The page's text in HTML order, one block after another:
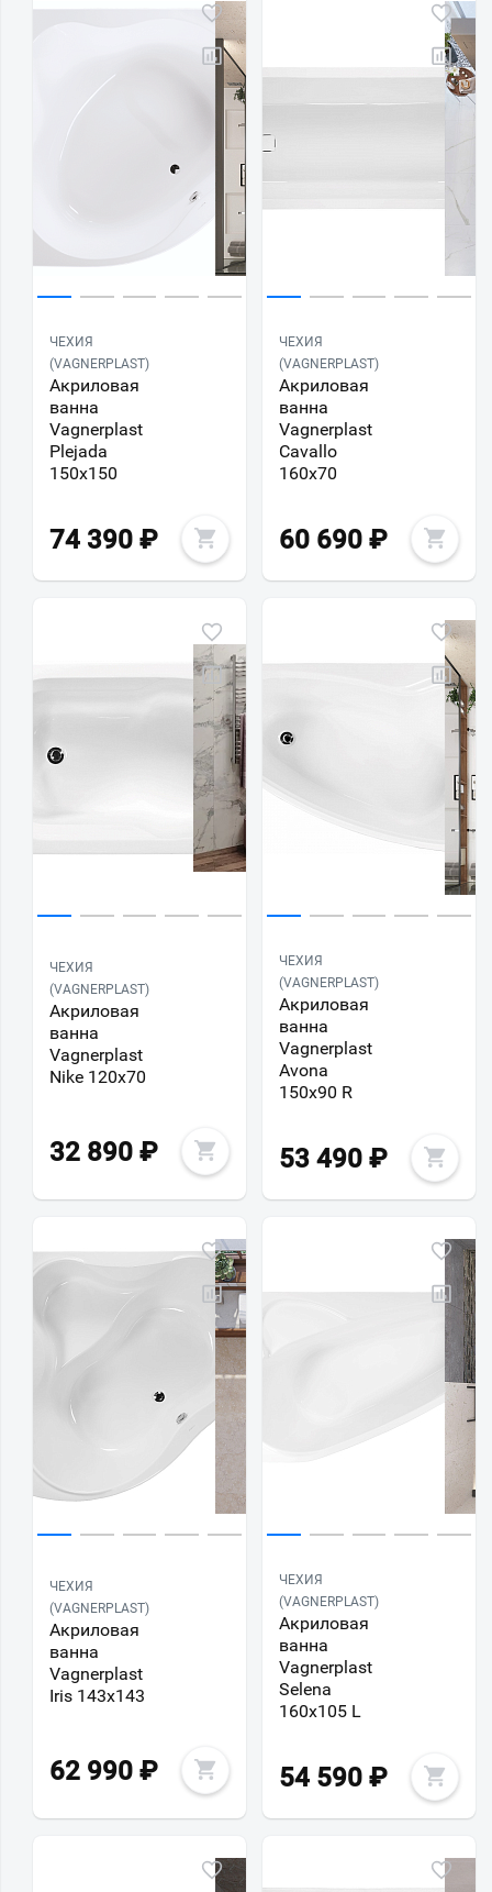
ЧЕХИЯ
(VAGNERPLAST)
Акриловая
ванна
Vagnerplast
Plejada
150x150
74 390 ₽
ЧЕХИЯ
(VAGNERPLAST)
Акриловая
ванна
Vagnerplast
Cavallo
160х70
60 690 ₽
ЧЕХИЯ
(VAGNERPLAST)
Акриловая
ванна
Vagnerplast
Nike 120х70
32 890 ₽
ЧЕХИЯ
(VAGNERPLAST)
Акриловая
ванна
Vagnerplast
Avona
150х90 R
53 490 ₽
ЧЕХИЯ
(VAGNERPLAST)
Акриловая
ванна
Vagnerplast
Iris 143х143
62 990 ₽
ЧЕХИЯ
(VAGNERPLAST)
Акриловая
ванна
Vagnerplast
Selena
160х105 L
54 590 ₽